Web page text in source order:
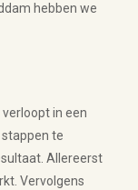
hebben we
in een
te
Allereerst
Vervolgens